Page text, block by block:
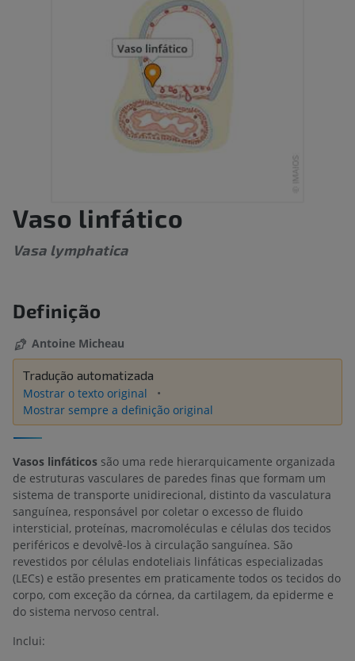
Vaso linfático
Vasa lymphatica
Definição
Antoine Micheau
Tradução automatizada
Mostrar o texto original
Mostrar sempre a definição original
Vasos linfáticos são uma rede hierarquicamente organizada
de estruturas vasculares de paredes finas que formam um
sistema de transporte unidirecional, distinto da vasculatura
sanguínea, responsável por coletar o excesso de fluido
intersticial, proteínas, macromoléculas e células dos tecidos
periféricos e devolvê-los à circulação sanguínea. São
revestidos por células endoteliais linfáticas especializadas
(LECs) e estão presentes em praticamente todos os tecidos do
corpo, com exceção da córnea, da cartilagem, da epiderme e
do sistema nervoso central.
Inclui: